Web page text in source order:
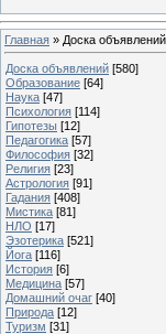
Главная » Доска объявлений
Доска объявлений [580]
Образование [64]
Наука [47]
Психология [114]
Гипотезы [12]
Педагогика [57]
Философия [32]
Религия [23]
Астрология [91]
Гадания [408]
Мистика [81]
НЛО [17]
Эзотерика [521]
Йога [116]
История [6]
Медицина [57]
Домашний очаг [40]
Природа [12]
Туризм [31]